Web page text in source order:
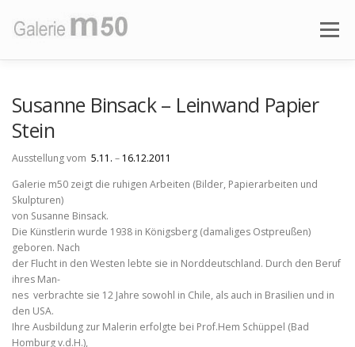
Inhalt
springen
Menü
Susanne Binsack – Leinwand Papier
Stein
Ausstellung vom 5.11. – 16.12.2011
Galerie m50 zeigt die ruhigen Arbeiten (Bilder, Papierarbeiten und
Skulpturen)
von Susanne Binsack.
Die Künstlerin wurde 1938 in Königsberg (damaliges Ostpreußen)
geboren. Nach
der Flucht in den Westen lebte sie in Norddeutschland. Durch den Beruf
ihres Man-
nes verbrachte sie 12 Jahre sowohl in Chile, als auch in Brasilien und in
den USA.
Ihre Ausbildung zur Malerin erfolgte bei Prof.Hem Schüppel (Bad
Homburg v.d.H.),